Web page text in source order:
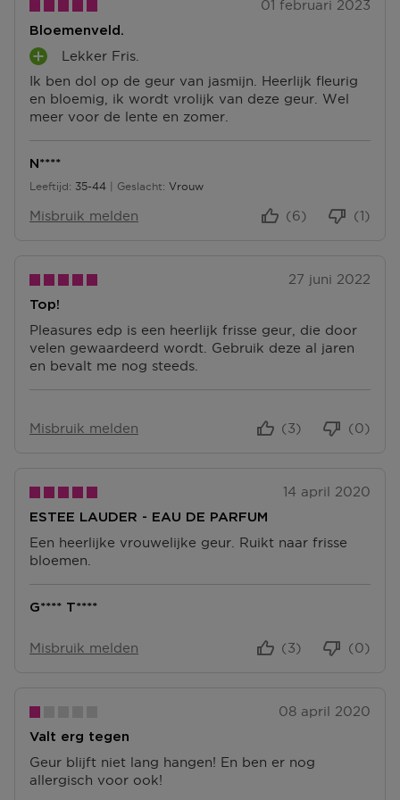
dagen om deze (gedeeltelijk) terug te sturen of te
herroepen. Na de herroeping heb je dan nog eens 14
dagen de tijd om de producten te retourneren. Om
jouw bestelling te herroepen, kun je contact met ons
opnemen of gebruikmaken van eenmodelformulier
voor herroeping .
Omruilen of terugbrengen in de winkel
Je mag het product ook terugbrengen of omruilen in
retourformulier in te vullen. Neem wel je
Meer vragen rond bestellen? Die vind je op onze FAQ
pagina.
01 februari 2023
Bloemenveld.
Ik ben dol op de geur van jasmijn. Heerlijk fleurig
en bloemig, ik wordt vrolijk van deze geur. Wel
meer voor de lente en zomer.
P
U
S
N
T
N
Lekker Fris.
N****
Leeftijd
35 tot 4435-44 Geslacht Vrouw
Misbruik melden (1)
(6)
27 juni 2022
Top!
Pleasures edp is een heerlijk frisse geur, die door
velen gewaardeerd wordt. Gebruik deze al jaren
en bevalt me nog steeds.
Misbruik melden (0)
(3)
14 april 2020
ESTEE LAUDER - EAU DE PARFUM
Een heerlijke vrouwelijke geur. Ruikt naar frisse
bloemen.
G**** T****
Misbruik melden (0)
(3)
08 april 2020
Valt erg tegen
Geur blijft niet lang hangen! En ben er nog
allergisch voor ook!